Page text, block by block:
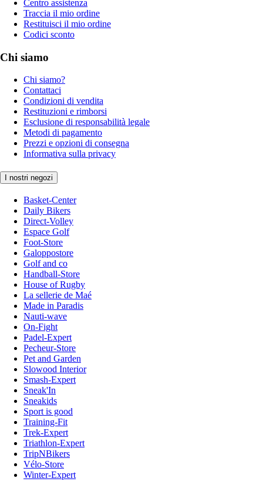
Centro assistenza
Traccia il mio ordine
Restituisci il mio ordine
Codici sconto
Chi siamo
Chi siamo?
Contattaci
Condizioni di vendita
Restituzioni e rimborsi
Esclusione di responsabilità legale
Metodi di pagamento
Prezzi e opzioni di consegna
Informativa sulla privacy
I nostri negozi
Basket-Center
Daily Bikers
Direct-Volley
Espace Golf
Foot-Store
Galoppostore
Golf and co
Handball-Store
House of Rugby
La sellerie de Maé
Made in Paradis
Nauti-wave
On-Fight
Padel-Expert
Pecheur-Store
Pet and Garden
Slowood Interior
Smash-Expert
Sneak'In
Sneakids
Sport is good
Training-Fit
Trek-Expert
Triathlon-Expert
TripNBikers
Vélo-Store
Winter-Expert